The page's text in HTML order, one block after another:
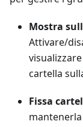
Mostra
Attivare/
cartella
Fissa